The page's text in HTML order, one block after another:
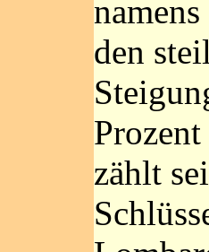
den
zählt